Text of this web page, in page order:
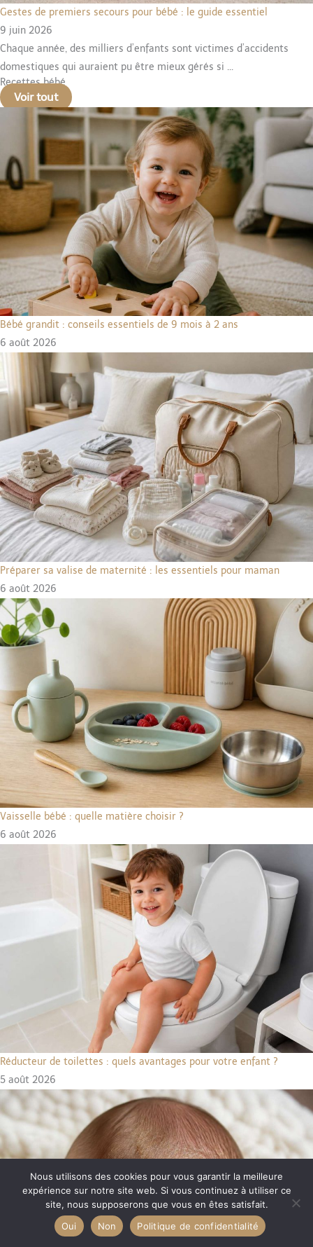
Gestes de premiers secours pour bébé : le guide essentiel
9 juin 2026
Chaque année, des milliers d’enfants sont victimes d’accidents
domestiques qui auraient pu être mieux gérés si ...
Recettes bébé
Voir tout
Bébé grandit : conseils essentiels de 9 mois à 2 ans
6 août 2026
Préparer sa valise de maternité : les essentiels pour maman
6 août 2026
Vaisselle bébé : quelle matière choisir ?
6 août 2026
Réducteur de toilettes : quels avantages pour votre enfant ?
5 août 2026
Nous utilisons des cookies pour vous garantir la meilleure
expérience sur notre site web. Si vous continuez à utiliser ce
site, nous supposerons que vous en êtes satisfait.
Oui
Non Politique de confidentialité